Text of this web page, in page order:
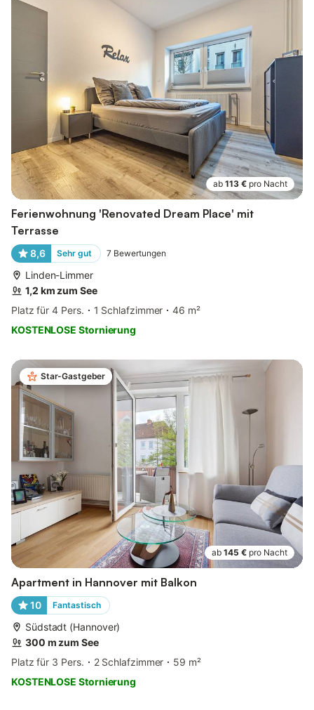
ab 113 € pro Nacht
Ferienwohnung 'Renovated Dream Place' mit
Terrasse
8,6 Sehr gut 7 Bewertungen
Linden-Limmer
1,2 km zum See
Platz für 4 Pers.
1 Schlafzimmer
46 m²
KOSTENLOSE Stornierung
Star-Gastgeber
ab 145 € pro Nacht
Apartment in Hannover mit Balkon
10 Fantastisch
Südstadt (Hannover)
300 m zum See
Platz für 3 Pers.
2 Schlafzimmer
59 m²
KOSTENLOSE Stornierung